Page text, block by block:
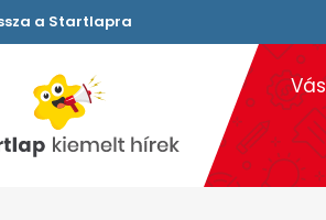
a Startlapra